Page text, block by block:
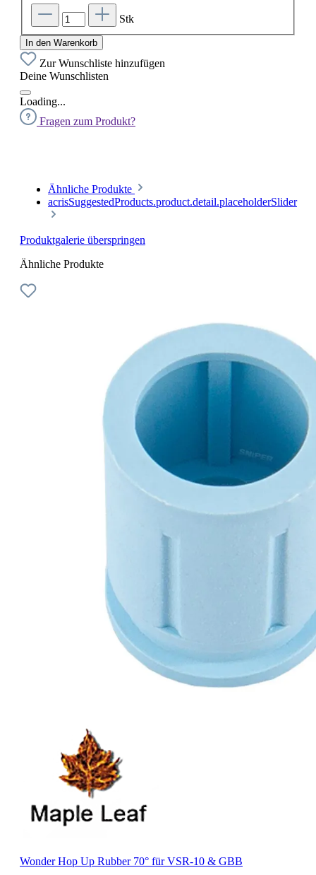
Stk
In den Warenkorb
Zur Wunschliste hinzufügen
Deine Wunschlisten
Loading...
Fragen zum Produkt?
Ähnliche Produkte
acrisSuggestedProducts.product.detail.placeholderSlider
Produktgalerie überspringen
Ähnliche Produkte
Wonder Hop Up Rubber 70° für VSR-10 & GBB